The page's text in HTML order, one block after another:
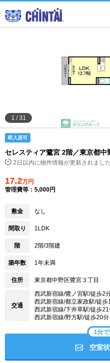
1 /31
即入居可
セレスティア鷺宮 2階／東京都
2日以内に物件情報が更新されました
17.2万円
管理費等：5,000円
敷金 なし
間取り 1LDK
階 2階/3階建
築年数 1年未満
住所 東京都中野区鷺宮３丁目
交通
西武新宿線/鷺ノ宮駅/徒歩2
西武新宿線/都立家政駅/徒歩
西武新宿線/下井草駅/徒歩21
西武新宿線/野方駅/徒歩20分
1分で
空室